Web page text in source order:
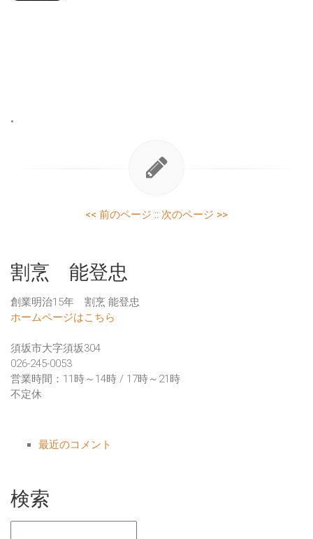
•
<< 前のページ :: 次のページ >>
割烹 能登忠
創業明治15年 割烹 能登忠
ホームページはこちら
須坂市大字須坂304
026-245-0053
営業時間：11時～14時 / 17時～21時
不定休
最近のコメント
検索